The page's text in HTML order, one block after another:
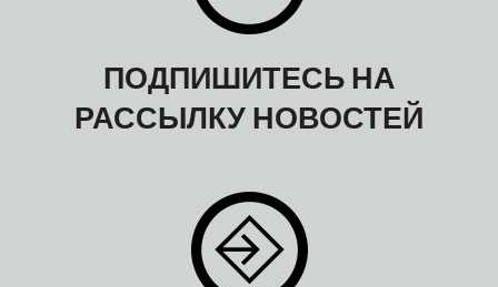
ПОДПИШИТЕСЬ НА
РАССЫЛКУ НОВОСТЕЙ